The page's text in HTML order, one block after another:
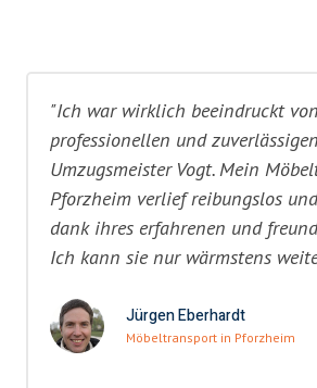
"Ich war wirklich beeindruckt
professionellen und
Umzugsmeister Vogt. Mein
Pforzheim verlief reibungslos
dank ihres erfahrenen und
Ich kann sie nur wärmstens
Jürgen Eberhardt
Möbeltransport in Pforzheim